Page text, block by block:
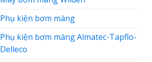
Phụ kiện bơm màng
Phụ kiện bơm màng Almatec-Tapflo-
Delleco